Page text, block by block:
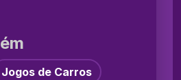
Jogos de Carros